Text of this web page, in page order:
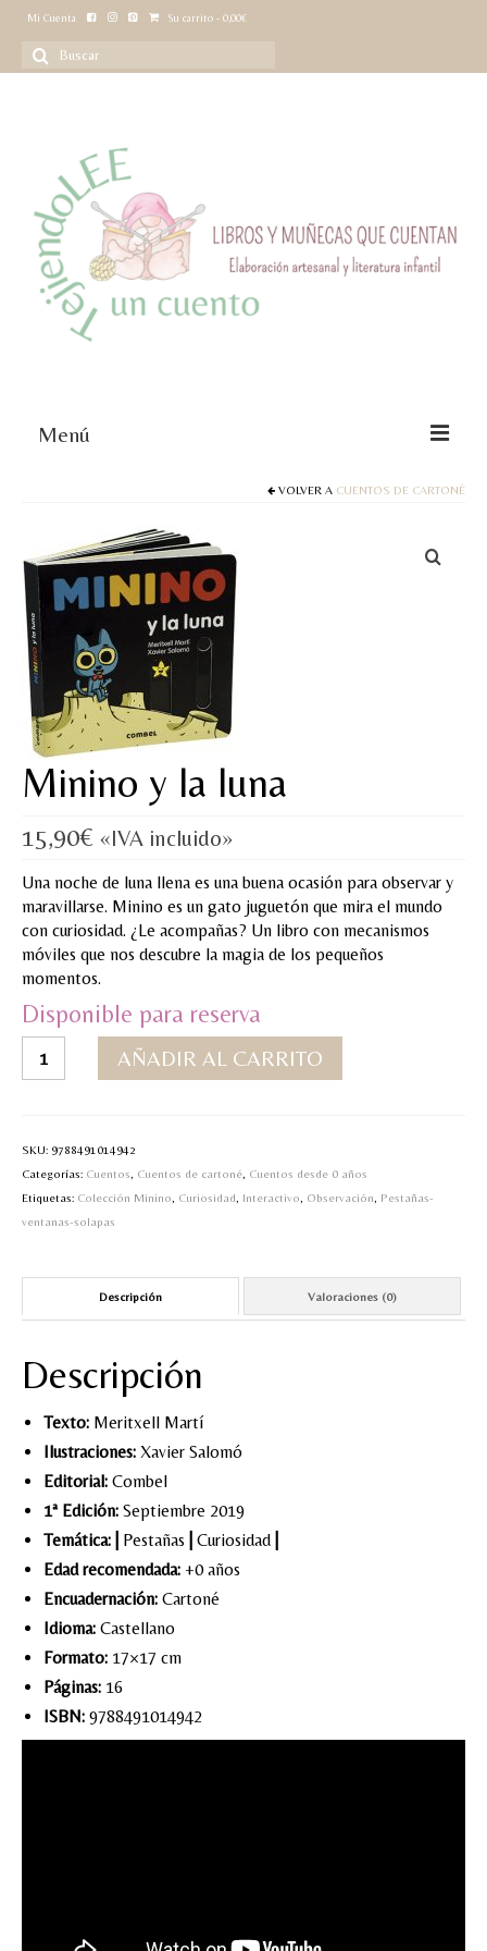
Mi Cuenta Su carrito - 0,00€
Buscar
por:
Menú
Juegos y puzles
Materiales de juego
Artesanía Waldorf
Hecho a mano
Tote bag
Papelería
TIENDA
CREACIONES
BLOG
MI CUENTA
Valoraciones y opiniones de TejiendoLEE un
cuento
VOLVER A CUENTOS DE CARTONÉ
Minino y la luna
15,90€ «IVA incluido»
Una noche de luna llena es una buena ocasión para observar y
maravillarse. Minino es un gato juguetón que mira el mundo
con curiosidad. ¿Le acompañas? Un libro con mecanismos
móviles que nos descubre la magia de los pequeños
momentos.
Disponible para reserva
cantidad
AÑADIR AL CARRITO
SKU: 9788491014942
Categorías: Cuentos Cuentos de cartoné Cuentos desde 0 años
Etiquetas: Colección Minino Curiosidad Interactivo Observación
Pestañas-
ventanas-solapas
Descripción Valoraciones (0)
Descripción
Texto: Meritxell Martí
Ilustraciones: Xavier Salomó
Editorial: Combel
1ª Edición: Septiembre 2019
Temática:
Pestañas Curiosidad
Edad recomendada: +0 años
Encuadernación: Cartoné
Idioma: Castellano
Formato: 17×17 cm
Páginas: 16
ISBN: 9788491014942